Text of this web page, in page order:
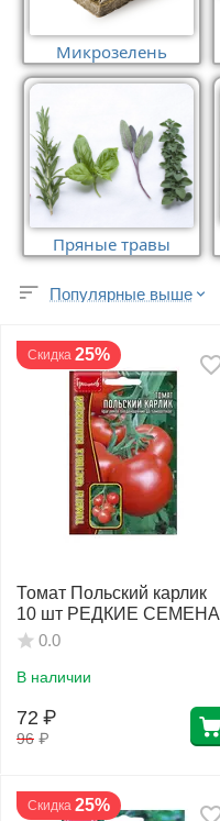
Фитолампы
Микрозелень
Пряные травы
Популярные выше
Скидка 25%
Томат Польский карлик
10 шт РЕДКИЕ СЕМЕНА
0.0
В наличии
96 ₽
72 ₽
Скидка 25%